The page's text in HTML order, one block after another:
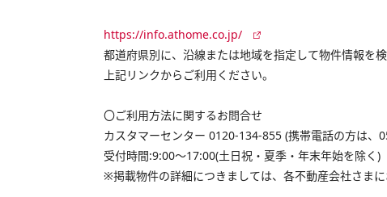
https://info.athome.co.jp/
都道府県別に、沿線または地域を指定して物件情報を検
上記リンクからご利用ください。
〇ご利用方法に関するお問合せ
カスタマーセンター 0120-134-855 (携帯電話の方は、
受付時間:9:00～17:00(土日祝・夏季・年末年始を除く)
※掲載物件の詳細につきましては、各不動産会社さまに